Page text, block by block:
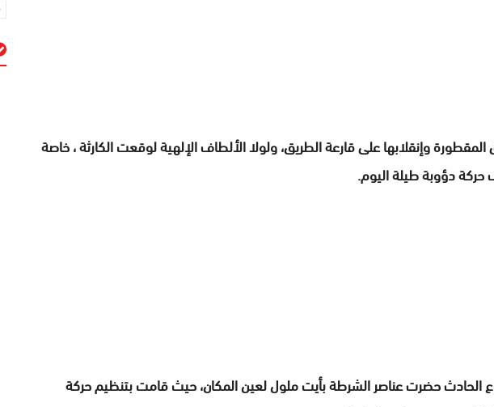
وإنقلابها على قارعة الطريق، ولولا الألطاف الإلهية لوقعت الكارثة ، خاصة
دؤوبة طيلة اليوم.
الحادث حضرت عناصر الشرطة بأيت ملول لعين المكان، حيث قامت بتنظيم حركة